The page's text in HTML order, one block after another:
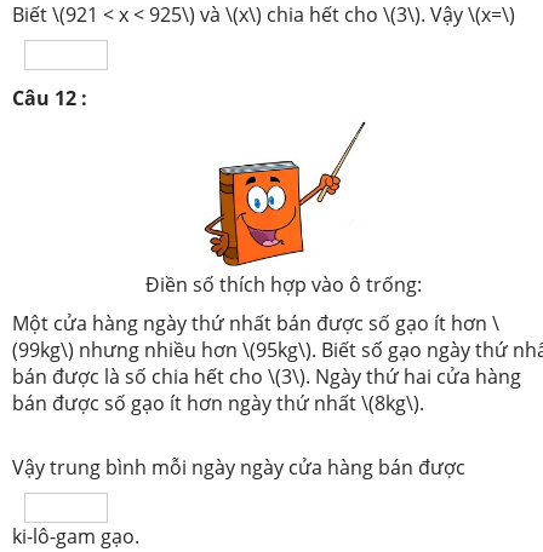
Biết \(921 < x < 925\) và \(x\) chia hết cho \(3\). Vậy \(x=\)
Câu 12 :
Điền số thích hợp vào ô trống:
Một cửa hàng ngày thứ nhất bán được số gạo ít hơn \
(99kg\) nhưng nhiều hơn \(95kg\). Biết số gạo ngày thứ
bán được là số chia hết cho \(3\). Ngày thứ hai cửa hàng
bán được số gạo ít hơn ngày thứ nhất \(8kg\).
Vậy trung bình mỗi ngày ngày cửa hàng bán được
ki-lô-gam gạo.